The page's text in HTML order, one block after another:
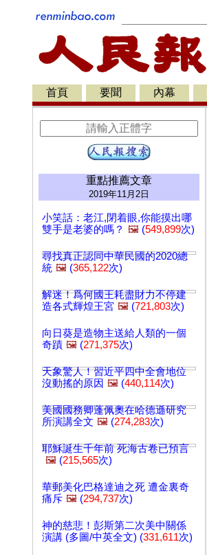
首頁 要聞 內幕
重點推薦文章
2019年11月2日
小笑話：老江,閉着眼,你能摸出哪
雙手是老婆的嗎？ 🖼️ (549,899次)
尋找真正認同中華民國的2020總
統 🖼️ (365,122次)
解迷！爲何國王耗盡財力不停建
造各式輝煌王宮 🖼️ (721,803次)
向日葵是造物主送給人類的一個
奇蹟 🖼️ (271,375次)
天象驚人！習近平四中全會地位
沒動搖的原因 🖼️ (440,114次)
美國國務卿蓬佩奧在哈德遜研究
所演講全文 🖼️ (274,283次)
耶穌誕生千年前 死海古卷已預言
🖼️ (215,565次)
華郵美化巴格達迪之死 遭金裏奇
痛斥 🖼️ (294,737次)
神的慈悲！彭斯第二次美中關係
演講 (多圖/中英全文) (331,611次)